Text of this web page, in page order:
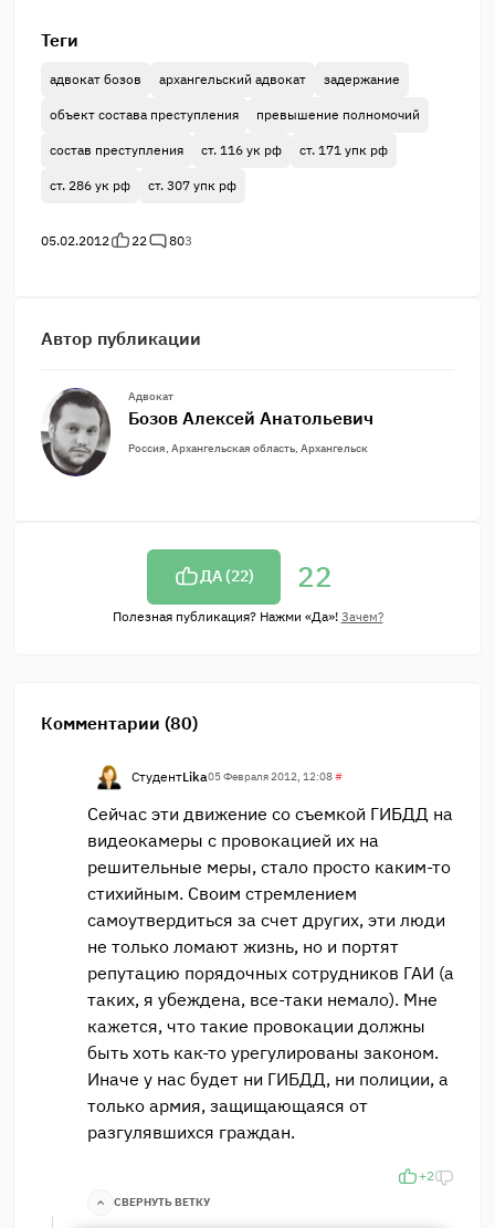
Теги
адвокат бозов архангельский адвокат задержание
объект состава преступления превышение полномочий
состав преступления ст. 116 ук рф ст. 171 упк рф
ст. 286 ук рф ст. 307 упк рф
05.02.2012 22 803
Автор публикации
Адвокат
Бозов Алексей Анатольевич
Россия, Архангельская область, Архангельск
ДА (22) 22
Полезная публикация? Нажми «Да»! Зачем?
Комментарии (80)
СтудентLika05 Февраля 2012, 12:08#
Сейчас эти движение со съемкой ГИБДД на
видеокамеры с провокацией их на
решительные меры, стало просто каким-то
стихийным. Своим стремлением
самоутвердиться за счет других, эти люди
не только ломают жизнь, но и портят
репутацию порядочных сотрудников ГАИ (а
таких, я убеждена, все-таки немало). Мне
кажется, что такие провокации должны
быть хоть как-то урегулированы законом.
Иначе у нас будет ни ГИБДД, ни полиции, а
только армия, защищающаяся от
разгулявшихся граждан.
+2
СВЕРНУТЬ ВЕТКУ